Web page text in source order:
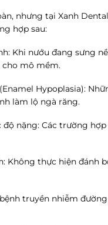
nhưng tại Xanh
hợp sau:
Khi nướu đang sưng
cho mô mềm.
Hypoplasia):
làm lộ ngà răng.
độ nặng: Các trường
Không thực hiện đánh
truyền nhiễm